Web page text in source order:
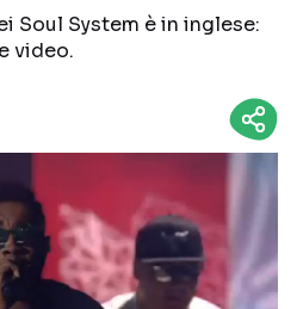
sui social
Soul System è in inglese:
video.